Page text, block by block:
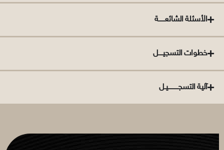
الأسئلة الشائعــــــة
خطوات التسجيــــل